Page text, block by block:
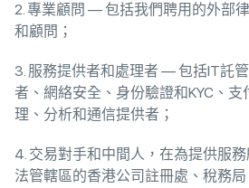
2. 專業顧問 — 包括我們聘用的外部
和顧問；
3. 服務提供者和處理者 — 包括IT託
者、網絡安全、身份驗證和KYC、
理、分析和通信提供者；
4. 交易對手和中間人，在為提供服
法管轄區的香港公司註冊處、稅務